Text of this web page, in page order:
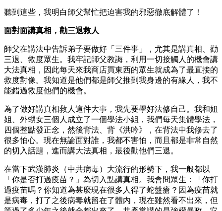
聽到這些，我明白師父幫忙把迫害我的邪惡徹底解體了！
面對面講真相，勸三退救人
師父在講法中告訴弟子要做好「三件事」，尤其是講真相、勸
三退、救度眾生。我牢記師父教誨，利用一切接觸人的機會講
大法真相，因此每天來我商店買東西的眾生就成為了最直接的
救度對像。我知道是他們都是師父推到我身邊的有緣人，我不
能錯過救度他們的機會。
為了做好講真相救人這件大事，我先要學好法修自己。我和姐
姐、外甥女三個人成立了一個學法小組，我們每天集體學法，
四個整點發正念，然後背法、背《洪吟》，在背法中我修去了
很多怕心。現在無論面對誰，我都不害怕，而且都是非常自然
的切入話題，進而講大法真相，最後勸他們三退。
在當下武漢肺炎（中共病毒）大流行的形勢下，我一般都以
「你是否打過疫苗？」為切入點講真相。我會問眾生：「你打
過疫苗嗎？你知道為甚麼現在很多人得了蛇盤瘡？因為疫苗就
是病毒，打了之後病毒就留在了體內，現在雖然看不出來，但